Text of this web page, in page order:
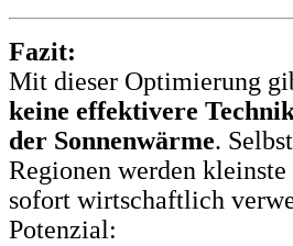
Fazit:
Mit dieser Optimierung
keine effektivere
der Sonnenwärme.
Regionen werden
sofort wirtschaftlich
Potenzial: